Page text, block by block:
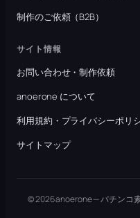
制作のご依頼（B2B）
サイト情報
お問い合わせ・制作依頼
anoerone について
利用規約・プライバシーポリ
サイトマップ
© 2026 anoerone — パチンコ